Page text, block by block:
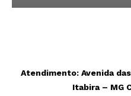
Atendimento: Avenida
Itabira – MG